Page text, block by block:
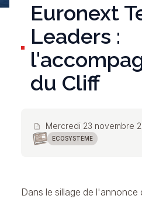
Euronext
Leaders :
du Cliff
description Mercredi 23 novembre
ECOSYSTÈME
Dans le sillage de l'annonce